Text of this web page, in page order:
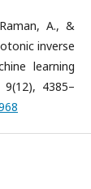
A., &
inverse
learning
4385–